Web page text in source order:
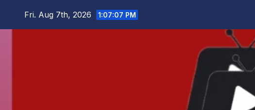
Fri. Aug 7th, 2026 1:07:08 PM